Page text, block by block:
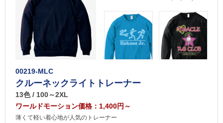
00219-MLC
クルーネックライトトレーナー
13色 / 100～2XL
ワールドモーション価格：1,400円～
薄くて軽い着心地が人気のトレーナー